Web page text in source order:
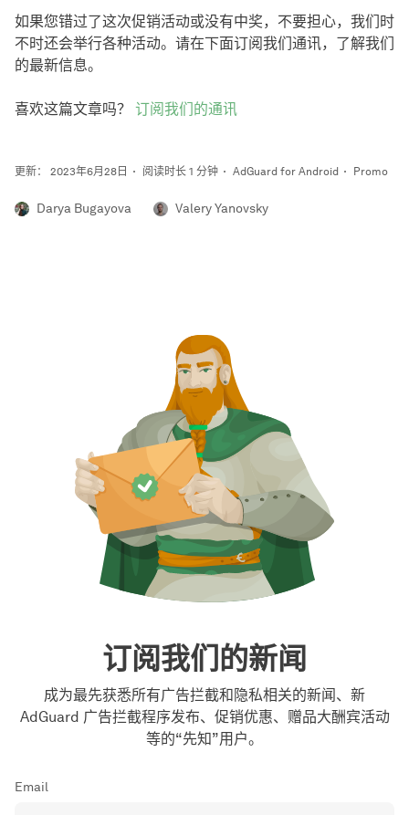
如果您错过了这次促销活动或没有中奖，不要担心，我们时
不时还会举行各种活动。请在下面订阅我们通讯，了解我们
的最新信息。
喜欢这篇文章吗？ 订阅我们的通讯
更新： 2023年6月28日 阅读时长 1 分钟 AdGuard for Android Promo
Darya Bugayova Valery Yanovsky
订阅我们的新闻
成为最先获悉所有广告拦截和隐私相关的新闻、新
AdGuard 广告拦截程序发布、促销优惠、赠品大酬宾活动
等的“先知”用户。
Email